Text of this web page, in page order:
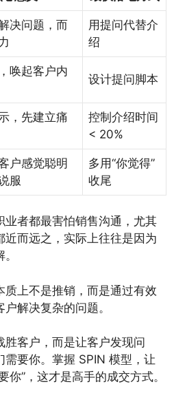
决问题，而
用提问代替介
绍
唤起客户内
设计提问脚本
，先建立痛
控制介绍时间
< 20%
户感觉聪明
服
多用“你觉得”
收尾
业者都最害怕销售沟通，尤其
近而远之，实际上往往是因为
质上不是推销，而是通过有效
解决复杂的问题。
胜客户，而是让客户发现问
需要你。掌握 SPIN 模型，让
你”，这才是高手的成交方式。